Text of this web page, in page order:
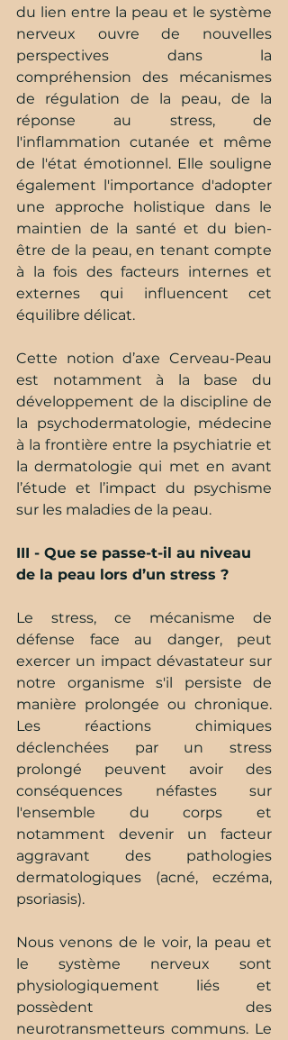
du lien entre la peau et le système
nerveux ouvre de nouvelles
perspectives dans la
compréhension des mécanismes
de régulation de la peau, de la
réponse au stress, de
l'inflammation cutanée et même
de l'état émotionnel. Elle souligne
également l'importance d'adopter
une approche holistique dans le
maintien de la santé et du bien-
être de la peau, en tenant compte
à la fois des facteurs internes et
externes qui influencent cet
équilibre délicat.
Cette notion d’axe Cerveau-Peau
est notamment à la base du
développement de la discipline de
la psychodermatologie, médecine
à la frontière entre la psychiatrie et
la dermatologie qui met en avant
l’étude et l’impact du psychisme
sur les maladies de la peau.
III - Que se passe-t-il au niveau
de la peau lors d’un stress ?
Le stress, ce mécanisme de
défense face au danger, peut
exercer un impact dévastateur sur
notre organisme s'il persiste de
manière prolongée ou chronique.
Les réactions chimiques
déclenchées par un stress
prolongé peuvent avoir des
conséquences néfastes sur
l'ensemble du corps et
notamment devenir un facteur
aggravant des pathologies
dermatologiques (acné, eczéma,
psoriasis).
Nous venons de le voir, la peau et
le système nerveux sont
physiologiquement liés et
possèdent des
neurotransmetteurs communs. Le